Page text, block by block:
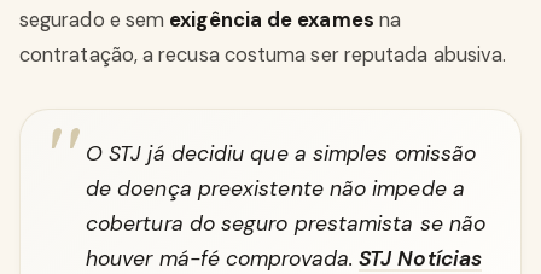
segurado e sem exigência de exames na
contratação, a recusa costuma ser reputada abusiva.
O STJ já decidiu que a simples omissão
de doença preexistente não impede a
cobertura do seguro prestamista se não
houver má-fé comprovada.STJ Notícias